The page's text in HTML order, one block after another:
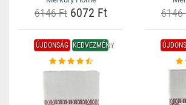
6146 Ft 6072 Ft 6146
ÚJDONSÁG KEDVEZMÉNY